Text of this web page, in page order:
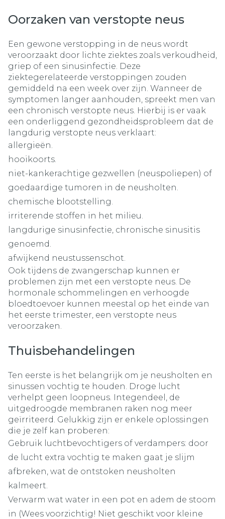
Oorzaken van verstopte neus
Een gewone verstopping in de neus wordt
veroorzaakt door lichte ziektes zoals verkoudheid,
griep of een sinusinfectie. Deze
ziektegerelateerde verstoppingen zouden
gemiddeld na een week over zijn. Wanneer de
symptomen langer aanhouden, spreekt men van
een chronisch verstopte neus. Hierbij is er vaak
een onderliggend gezondheidsprobleem dat de
langdurig verstopte neus verklaart:
allergieën.
hooikoorts.
niet-kankerachtige gezwellen (neuspoliepen) of
goedaardige tumoren in de neusholten.
chemische blootstelling.
irriterende stoffen in het milieu.
langdurige sinusinfectie, chronische sinusitis
genoemd.
afwijkend neustussenschot.
Ook tijdens de zwangerschap kunnen er
problemen zijn met een verstopte neus. De
hormonale schommelingen en verhoogde
bloedtoevoer kunnen meestal op het einde van
het eerste trimester, een verstopte neus
veroorzaken.
Thuisbehandelingen
Ten eerste is het belangrijk om je neusholten en
sinussen vochtig te houden. Droge lucht
verhelpt geen loopneus. Integendeel, de
uitgedroogde membranen raken nog meer
geïrriteerd. Gelukkig zijn er enkele oplossingen
die je zelf kan proberen:
Gebruik luchtbevochtigers of verdampers: door
de lucht extra vochtig te maken gaat je slijm
afbreken, wat de ontstoken neusholten
kalmeert.
Verwarm wat water in een pot en adem de stoom
in (Wees voorzichtig! Niet geschikt voor kleine